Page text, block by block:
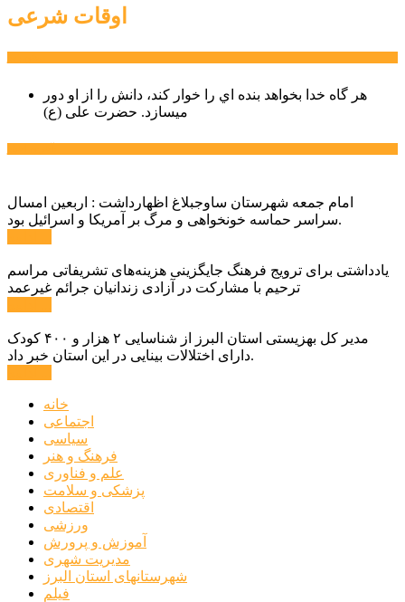
اوقات شرعی
هر گاه خدا بخواهد بنده اي را خوار كند، دانش را از او دور
میسازد. حضرت علی (ع)
امام جمعه شهرستان ساوجبلاغ اظهارداشت : اربعین امسال
سراسر حماسه خونخواهی و مرگ بر آمریکا و اسرائیل بود.
یادداشتی برای ترویج فرهنگ جایگزینی هزینه‌های تشریفاتی مراسم
ترحیم با مشارکت در آزادی زندانیان جرائم غیرعمد
مدیر کل بهزیستی استان البرز از شناسایی ۲ هزار و ۴۰۰ کودک
دارای اختلالات بینایی در این استان خبر داد.
خانه
اجتماعی
سیاسی
فرهنگ و هنر
علم و فناوری
پزشکی و سلامت
اقتصادی
ورزشی
آموزش و پرورش
مدیریت شهری
شهرستانهای استان البرز
فیلم